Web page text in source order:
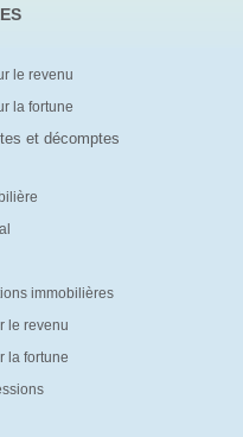
le revenu
la fortune
et décomptes
immobilières
le revenu
la fortune